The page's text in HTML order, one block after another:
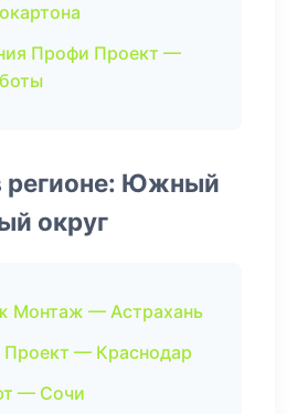
Профи Проект —
регионе: Южный
округ
Монтаж — Астрахань
— Краснодар
— Сочи